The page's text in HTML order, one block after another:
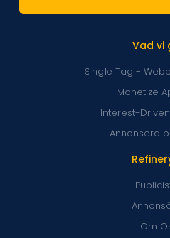
Om
Vad vi
Single Tag -
Monetize
Interest-
Annonsera